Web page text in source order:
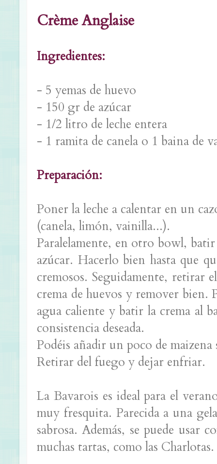
Crème Anglaise
Ingredientes:
- 5 yemas de huevo
- 150 gr de azúcar
- 1/2 litro de leche entera
- 1 ramita de canela o 1 baina de
Preparación:
Poner la leche a calentar en un
(canela, limón, vainilla...).
Paralelamente, en otro bowl,
azúcar. Hacerlo bien hasta que
cremosos. Seguidamente, retirar
crema de huevos y remover bien.
agua caliente y batir la crema al
consistencia deseada.
Podéis añadir un poco de maizena
Retirar del fuego y dejar enfriar.
La Bavarois es ideal para el
muy fresquita. Parecida a una
sabrosa. Además, se puede usar
muchas tartas, como las Charlotas.